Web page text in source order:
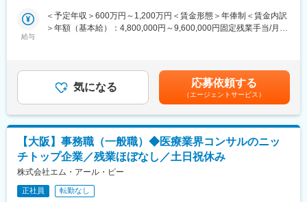
■育成プラン（0～12ヶ月）：
・7～12ヶ月：複数案件を並行し、導入～稼働まで自走
・午後：セットアップ作業、検証、操作説明会
・夕方：課題整理、社内共有、翌日の準備
■当社について
医療システムをメインに自治体向け文書システムや医療機器の自
社開発や、コンサルティングを行う東証プライム上場企業です。
大学病院などの大規模病院では圧倒的な導入実績を誇ります。(主
を通じた国民の健康意識改革のため、日本のプロサッカークラブ
との「オーラルケアプロジェクト」という新たなチャレンジをし
す。
■業務概要：
全国で展開する「オーラルケアプロジェクト」の推進担当とし
て、スポーツと医療の革新的な融合による社会変革に挑戦してい
ただきます。
■業務詳細：
◎プロジェクト推進
・日本のプロサッカークラブとの連携推進および関係構築
給与
＜予定年収＞600万円～1,200万円＜賃金形態＞年俸制＜賃金内訳
＞年額（基本給）：4,800,000円～9,600,000円固定残業手当/月：
給与補足＞※前職時を考慮しスキル、経験、能力に応じて決定■昇
給：年1回（6月）賃金はあくまでも目安の金額であり、選考を通
じて上下する可能性があります。月給(月額)は固定手当を含めた表
記です。
気になる 応募依頼する
（エージェントサービス）
【大阪】事務職（一般職）◆医療業界コンサルのニッ
チトップ企業／残業ほぼなし／土日祝休み
株式会社エム・アール・ピー
正社員 転勤なし